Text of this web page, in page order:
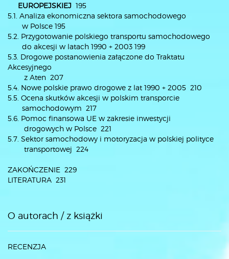
EUROPEJSKIEJ 195
5.1. Analiza ekonomiczna sektora samochodowego
w Polsce 195
5.2. Przygotowanie polskiego transportu samochodowego
do akcesji w latach 1990 + 2003 199
5.3. Drogowe postanowienia załączone do Traktatu
Akcesyjnego
z Aten 207
5.4. Nowe polskie prawo drogowe z lat 1990 + 2005 210
5.5. Ocena skutków akcesji w polskim transporcie
samochodowym 217
5.6. Pomoc finansowa UE w zakresie inwestycji
drogowych w Polsce 221
5.7. Sektor samochodowy i motoryzacja w polskiej polityce
transportowej 224
ZAKOŃCZENIE 229
LITERATURA 231
O autorach / z książki
RECENZJA